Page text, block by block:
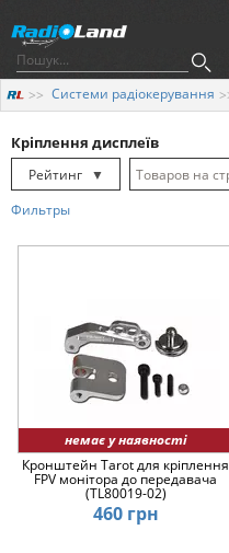
Системи радіокерування
Кріплення дисплеїв
Рейтинг
▼
Рейтинг
Ціна ▼
Фильтры
немає у наявності
Кронштейн Tarot для кріплення
FPV монітора до передавача
(TL80019-02)
460 грн